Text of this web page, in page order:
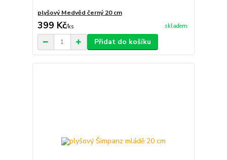
plyšový Medvěd černý 20 cm
399 Kč/ks skladem
Přidat do košíku